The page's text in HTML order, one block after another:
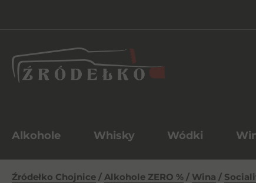
Alkohole Whisky Wódki
Źródełko Chojnice / Alkohole ZERO % / Wina /